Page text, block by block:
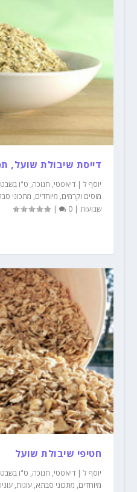
דייסת שיבולת שועל,
יוסף ל| דיאטטי, חנוכה, ט"ו בשבט
מוסים וקרמים, מיוחדים, מתכוני
שבועות|
0
|
חטיפי שיבולת שועל
יוסף ל| דיאטטי, חנוכה, ט"ו בשבט
מיוחדים, מתכוני סבתא, עוגות,